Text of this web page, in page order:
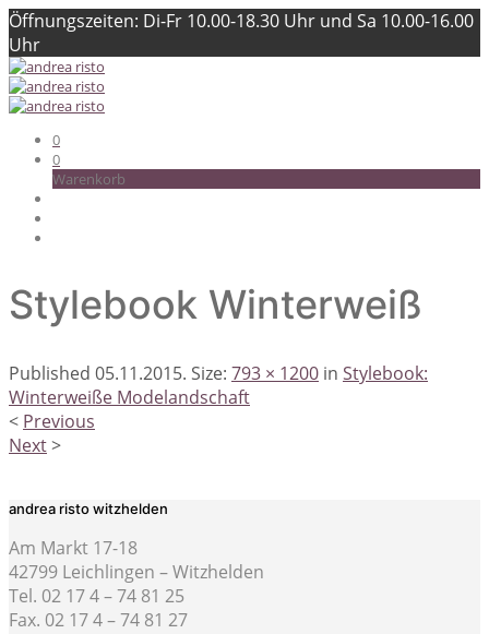
Öffnungszeiten: Di-Fr 10.00-18.30 Uhr und Sa 10.00-16.00
Uhr
0
0
Warenkorb
Stylebook Winterweiß
Published 05.11.2015. Size: 793 × 1200 in Stylebook:
Winterweiße Modelandschaft
< Previous
Next>
andrea risto witzhelden
Am Markt 17-18
42799 Leichlingen – Witzhelden
Tel. 02 17 4 – 74 81 25
Fax. 02 17 4 – 74 81 27